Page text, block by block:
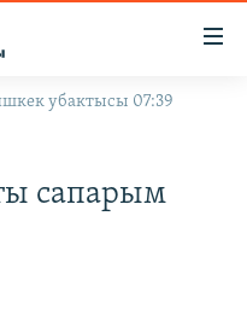
убактысы 07:39
сапарым